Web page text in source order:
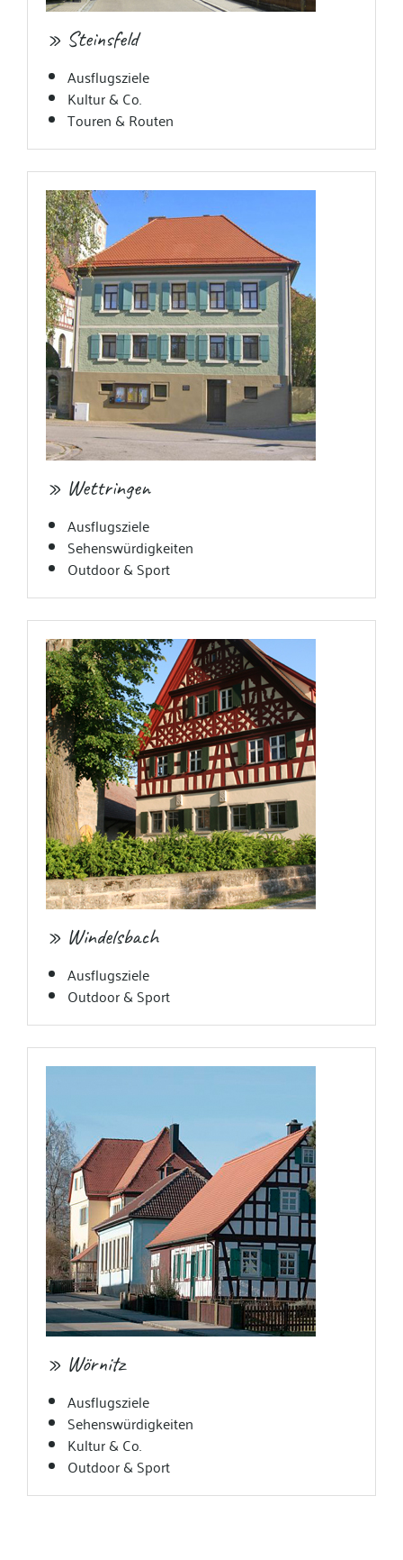
» Steinsfeld
Ausflugsziele
Kultur & Co.
Touren & Routen
» Wettringen
Ausflugsziele
Sehenswürdigkeiten
Outdoor & Sport
» Windelsbach
Ausflugsziele
Outdoor & Sport
» Wörnitz
Ausflugsziele
Sehenswürdigkeiten
Kultur & Co.
Outdoor & Sport